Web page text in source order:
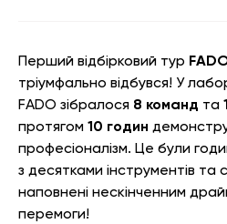
Перший відбірковий тур
тріумфально відбувся! У
FADO зібралося 8 команд та
протягом 10 годин
професіоналізм. Це були
з десятками інструментів та
наповнені нескінченним
перемоги!